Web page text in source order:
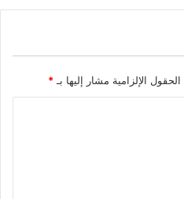
الحقول الإلزامية مشار إليها بـ *